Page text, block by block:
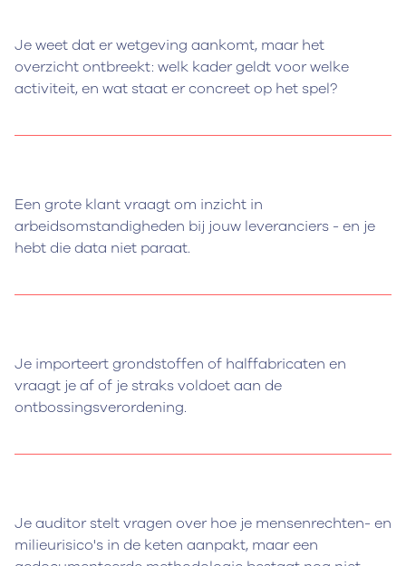
Je weet dat er wetgeving aankomt, maar het
overzicht ontbreekt: welk kader geldt voor welke
activiteit, en wat staat er concreet op het spel?
Een grote klant vraagt om inzicht in
arbeidsomstandigheden bij jouw leveranciers - en je
hebt die data niet paraat.
Je importeert grondstoffen of halffabricaten en
vraagt je af of je straks voldoet aan de
ontbossingsverordening.
Je auditor stelt vragen over hoe je mensenrechten- en
milieurisico's in de keten aanpakt, maar een